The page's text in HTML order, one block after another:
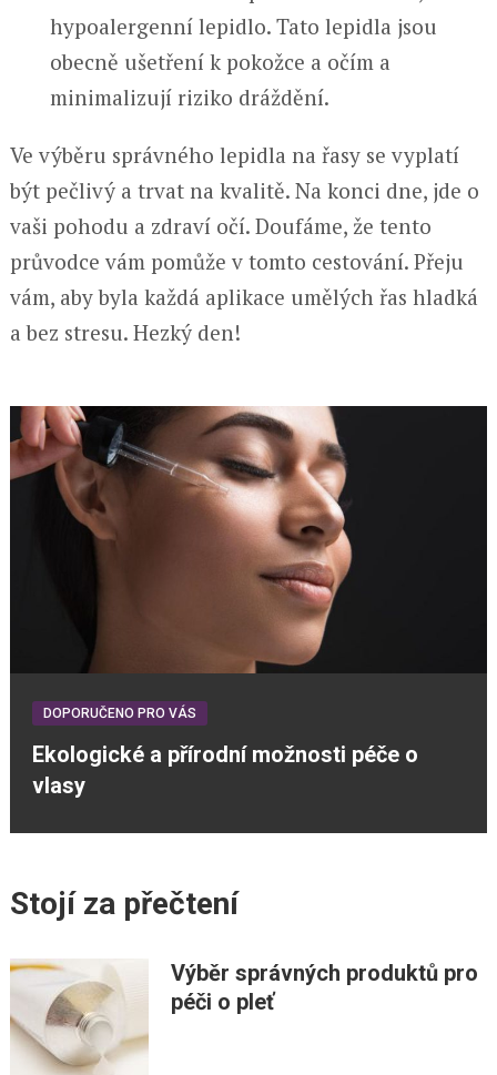
hypoalergenní lepidlo. Tato lepidla jsou
obecně ušetření k pokožce a očím a
minimalizují riziko dráždění.
Ve výběru správného lepidla na řasy se vyplatí
být pečlivý a trvat na kvalitě. Na konci dne, jde o
vaši pohodu a zdraví očí. Doufáme, že tento
průvodce vám pomůže v tomto cestování. Přeju
vám, aby byla každá aplikace umělých řas hladká
a bez stresu. Hezký den!
DOPORUČENO PRO VÁS
Ekologické a přírodní možnosti péče o
vlasy
Stojí za přečtení
Výběr správných produktů pro
péči o pleť